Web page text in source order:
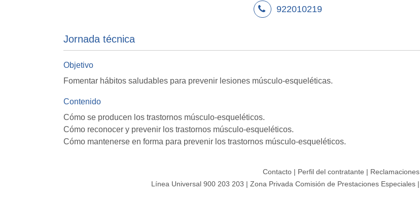
922010219
Jornada técnica
Objetivo
Fomentar hábitos saludables para prevenir lesiones músculo-esqueléticas.
Contenido
Cómo se producen los trastornos músculo-esqueléticos.
Cómo reconocer y prevenir los trastornos músculo-esqueléticos.
Cómo mantenerse en forma para prevenir los trastornos músculo-esqueléticos.
Contacto| Perfil del contratante | Reclamaciones
Línea Universal 900 203 203 | Zona Privada Comisión de Prestaciones Especiales |